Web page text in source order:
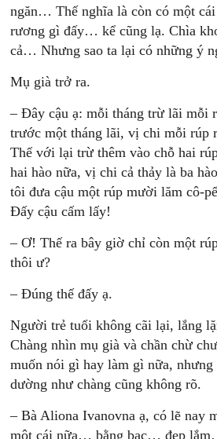
ngăn… Thế nghĩa là còn có một
rương gì đấy… kể cũng lạ. Chìa
cả… Nhưng sao ta lại có những ý
Mụ già trở ra.
– Đây cậu ạ: mỗi tháng trừ lãi mỗi
trước một tháng lãi, vị chi mỗi rúp
Thế với lại trừ thêm vào chỗ hai
hai hào nữa, vị chi cả thảy là ba
tôi đưa cậu một rúp mười lăm cô-
Đấy cậu cấm lấy!
– Ơ! Thế ra bây giờ chỉ còn một
thôi ư?
– Đúng thế đấy ạ.
Người trẻ tuổi không cãi lại, lắng
Chàng nhìn mụ già và chần chừ
muốn nói gì hay làm gì nữa,
dường như chàng cũng không rõ.
– Bà Aliona Ivanovna ạ, có lẽ nay
một cái nữa… bằng bạc… đẹp